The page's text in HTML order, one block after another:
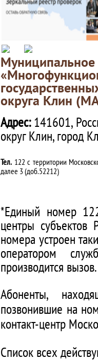
округа Клин
Адрес:141601,
округ Клин, город
Тел. 122 с территории
далее 3 (доб.52212)
*Единый номер
центры субъектов
номера устроен
оператором
производится вызов.
Абоненты,
позвонившие на
контакт-центр
Список всех